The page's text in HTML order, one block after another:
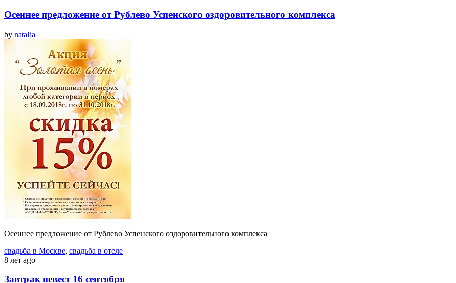
Осеннее предложение от Рублево Успенского оздоровительного комплекса
by natalia
Осеннее предложение от Рублево Успенского оздоровительного комплекса
свадьба в Москве, свадьба в отеле
8 лет ago
Завтрак невест 16 сентября